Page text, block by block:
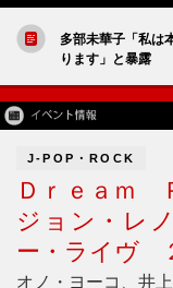
多部未華子「私
ります」と暴露
J-POP・ROCK
Ｄｒｅａｍ
ジョン・レ
ー・ライヴ
オノ・ヨーコ、井